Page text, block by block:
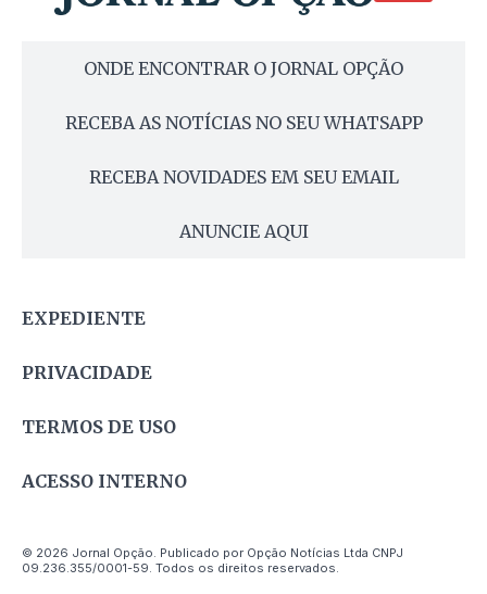
ONDE ENCONTRAR O JORNAL OPÇÃO
RECEBA AS NOTÍCIAS NO SEU WHATSAPP
RECEBA NOVIDADES EM SEU EMAIL
ANUNCIE AQUI
EXPEDIENTE
PRIVACIDADE
TERMOS DE USO
ACESSO INTERNO
© 2026 Jornal Opção. Publicado por Opção Notícias Ltda CNPJ
09.236.355/0001-59. Todos os direitos reservados.